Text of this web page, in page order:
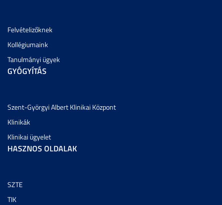
Felvételizőknek
Kollégiumaink
Tanulmányi ügyek
GYÓGYÍTÁS
Szent-Györgyi Albert Klinikai Központ
Klinikák
Klinikai ügyelet
HASZNOS OLDALAK
SZTE
TIK